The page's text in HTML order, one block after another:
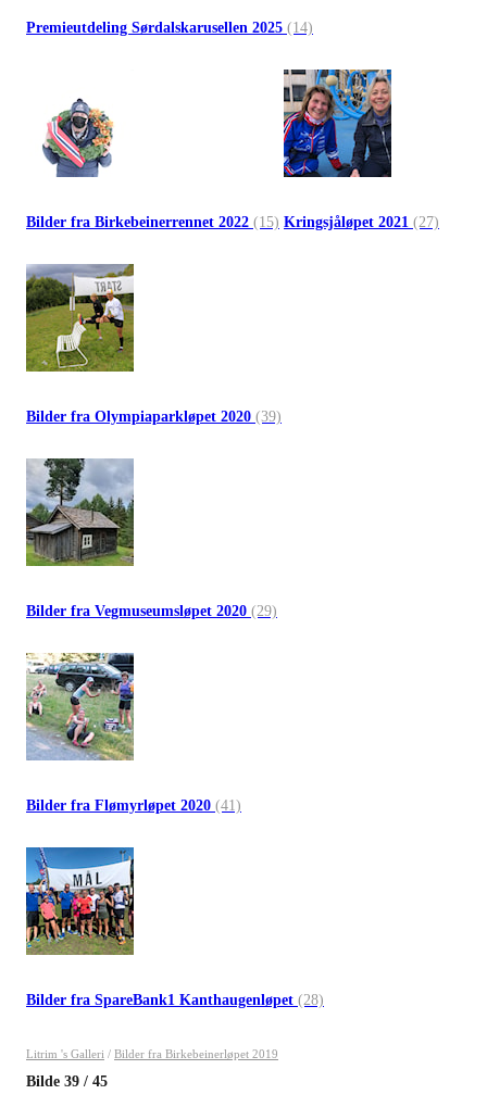
Premieutdeling Sørdalskarusellen 2025 (14)
Bilder fra Birkebeinerrennet 2022 (15) Kringsjåløpet 2021 (27)
Bilder fra Olympiaparkløpet 2020 (39)
Bilder fra Vegmuseumsløpet 2020 (29)
Bilder fra Flømyrløpet 2020 (41)
Bilder fra SpareBank1 Kanthaugenløpet (28)
Litrim 's Galleri / Bilder fra Birkebeinerløpet 2019
Bilde 39 / 45